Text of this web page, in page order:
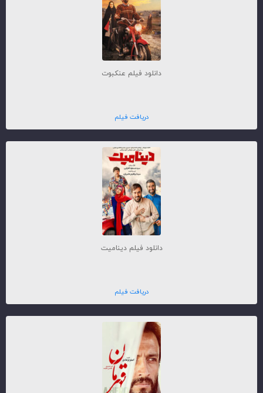
دانلود فیلم عنکبوت
دریافت فیلم
دانلود فیلم دینامیت
دریافت فیلم